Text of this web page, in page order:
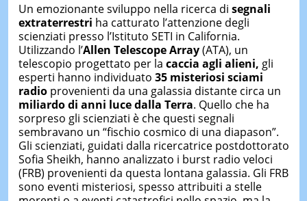
Un emozionante sviluppo nella ricerca di segnali
extraterrestri ha catturato l’attenzione degli
scienziati presso l’Istituto SETI in California.
Utilizzando l’Allen Telescope Array(ATA), un
telescopio progettato per la caccia agli alieni, gli
esperti hanno individuato 35 misteriosi sciami
radioprovenienti da una galassia distante circa un
miliardo di anni luce dalla Terra. Quello che ha
sorpreso gli scienziati è che questi segnali
sembravano un “fischio cosmico di una diapason”.
Gli scienziati, guidati dalla ricercatrice postdottorato
Sofia Sheikh, hanno analizzato i burst radio veloci
(FRB) provenienti da questa lontana galassia. Gli FRB
sono eventi misteriosi, spesso attribuiti a stelle